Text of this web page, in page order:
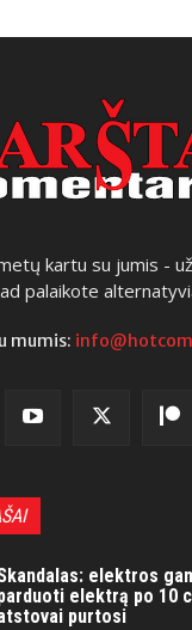
kartu su jumis -
palaikote
mumis:
elektros
elektrą po 10
purtosi